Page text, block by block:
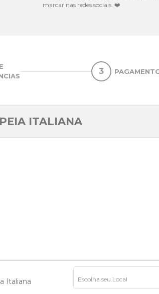
marcar nas redes sociais. ❤
3
ITALIANA
Italiana Escolha seu Local